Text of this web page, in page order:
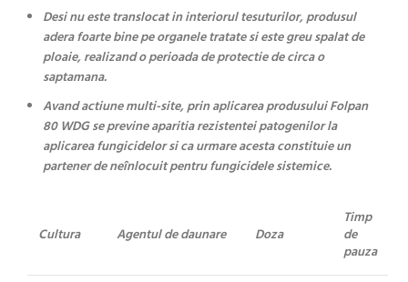
Desi nu este translocat in interiorul tesuturilor, produsul
adera foarte bine pe organele tratate si este greu spalat de
ploaie, realizand o perioada de protectie de circa o
saptamana.
Avand actiune multi-site, prin aplicarea produsului Folpan
80 WDG se previne aparitia rezistentei patogenilor la
aplicarea fungicidelor si ca urmare acesta constituie un
partener de neînlocuit pentru fungicidele sistemice.
Cultura Agentul de daunare Doza
Timp
de
pauza